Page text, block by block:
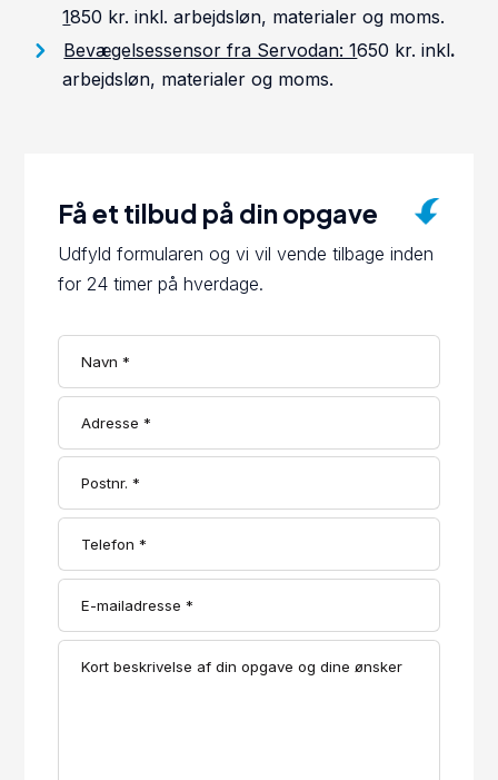
1850 kr. inkl. arbejdsløn, materialer og moms.
Bevægelsessensor fra Servodan: 1650 kr. inkl.
arbejdsløn, materialer og moms.
Få et tilbud på din opgave
Udfyld formularen og vi vil vende tilbage inden
for 24 timer på hverdage.